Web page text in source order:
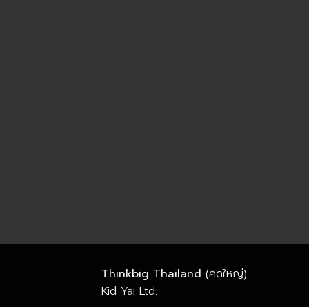
Thinkbig Thailand (คิดใหญ่)
Kid Yai Ltd.